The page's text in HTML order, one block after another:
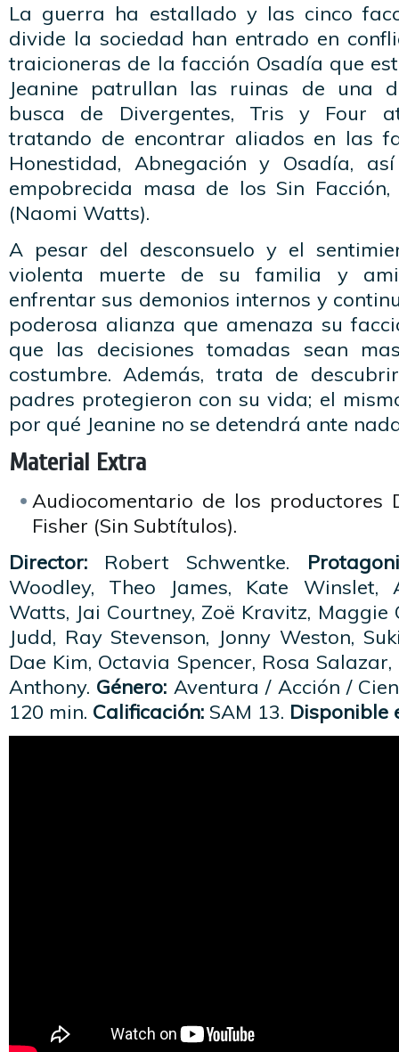
La guerra ha estallado y las cinco
divide la sociedad han entrado en
traicioneras de la facción Osadía que
Jeanine patrullan las ruinas de una
busca de Divergentes, Tris y Four
tratando de encontrar aliados en las
Honestidad, Abnegación y Osadía,
empobrecida masa de los Sin
(Naomi Watts).
A pesar del desconsuelo y el
violenta muerte de su familia y
enfrentar sus demonios internos y
poderosa alianza que amenaza su
que las decisiones tomadas sean
costumbre. Además, trata de
padres protegieron con su vida; el
por qué Jeanine no se detendrá ante
Material Extra
Audiocomentario de los productores
Fisher (Sin Subtítulos).
Director: Robert Schwentke.
Woodley, Theo James, Kate Winslet,
Watts, Jai Courtney, Zoë Kravitz, Maggie
Judd, Ray Stevenson, Jonny Weston,
Dae Kim, Octavia Spencer, Rosa
Anthony. Género: Aventura / Acción /
120 min. Calificación: SAM 13. Disponible